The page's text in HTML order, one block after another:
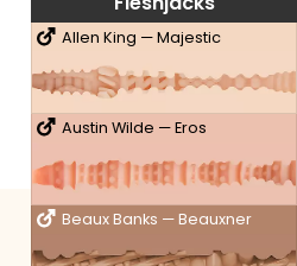
Allen King — Majestic
Austin Wilde — Eros
Beaux Banks — Beauxner